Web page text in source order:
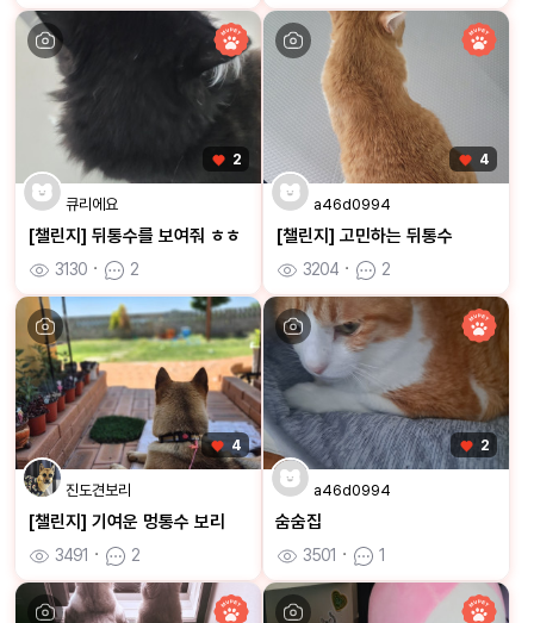
2
큐리에요
[챌린지] 뒤통수를 보여줘 ㅎㅎ
3130 ㆍ 2
4
a46d0994
[챌린지] 고민하는 뒤통수
3204 ㆍ 2
4
진도견보리
[챌린지] 기여운 멍통수 보리
3491 ㆍ 2
2
a46d0994
숨숨집
3501 ㆍ 1